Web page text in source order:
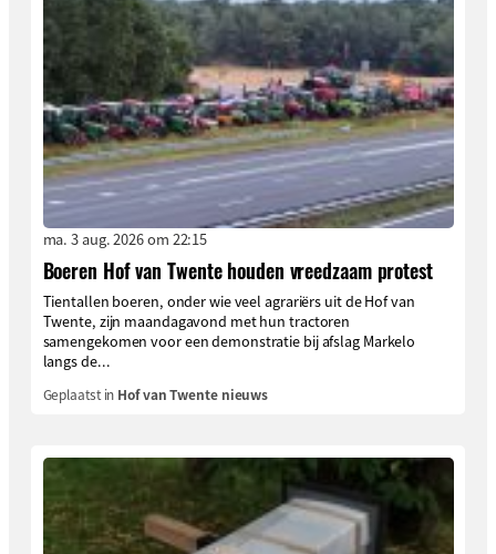
ma. 3 aug. 2026 om 22:15
Boeren Hof van Twente houden vreedzaam protest
Tientallen boeren, onder wie veel agrariërs uit de Hof van
Twente, zijn maandagavond met hun tractoren
samengekomen voor een demonstratie bij afslag Markelo
langs de...
Geplaatst in Hof van Twente nieuws